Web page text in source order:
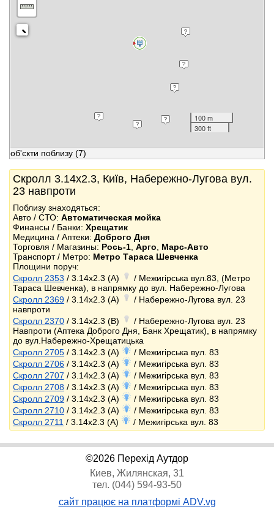
100 m
300 ft
об'єкти поблизу (7)
Скролл 3.14x2.3, Київ, Набережно-Лугова вул.
23 навпроти
Поблизу знаходяться:
Авто / СТО: Автоматическая мойка
Финансы / Банки: Хрещатик
Медицина / Аптеки: Доброго Дня
Торговля / Магазины: Рось-1 Арго
Марс-Авто
Транспорт / Метро: Метро Тараса Шевченка
Площини поруч:
Скролл 2353 / 3.14x2.3 (A)
/ Межигірська вул.83, (Метро
Тараса Шевченка), в напрямку до вул. Набережно-Лугова
Скролл 2369 / 3.14x2.3 (A)
/ Набережно-Лугова вул. 23
навпроти
Скролл 2370 / 3.14x2.3 (B)
/ Набережно-Лугова вул. 23
Навпроти (Аптека Доброго Дня, Банк Хрещатик), в напрямку
до вул.Набережно-Хрещатицька
Скролл 2705 / 3.14x2.3 (A)
/ Межигірська вул. 83
Скролл 2706 / 3.14x2.3 (A)
/ Межигірська вул. 83
Скролл 2707 / 3.14x2.3 (A)
/ Межигірська вул. 83
Скролл 2708 / 3.14x2.3 (A)
/ Межигірська вул. 83
Скролл 2709 / 3.14x2.3 (A)
/ Межигірська вул. 83
Скролл 2710 / 3.14x2.3 (A)
/ Межигірська вул. 83
Скролл 2711 / 3.14x2.3 (A) / Межигірська вул. 83
©2026 Перехід Аутдор
Киев, Жилянская, 31
тел. (044) 594-93-50
сайт працює на платформі ADV.vg